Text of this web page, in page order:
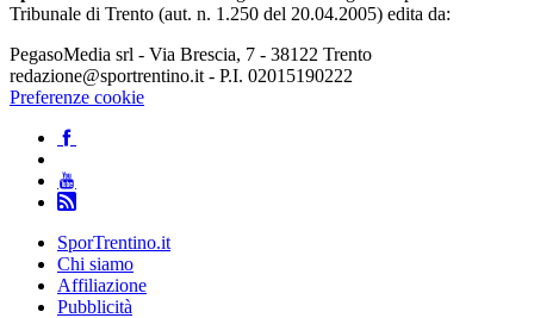
Tribunale di Trento (aut. n. 1.250 del 20.04.2005) edita da:
PegasoMedia srl - Via Brescia, 7 - 38122 Trento
redazione@sportrentino.it - P.I. 02015190222
Preferenze cookie
SporTrentino.it
Chi siamo
Affiliazione
Pubblicità